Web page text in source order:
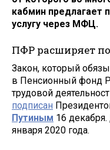
кабмин предлагает
услугу через МФЦ.
ПФР расширяет
Закон, который
в Пенсионный фонд
трудовой
подписан
Путиным 16 декабря.
января 2020 года.